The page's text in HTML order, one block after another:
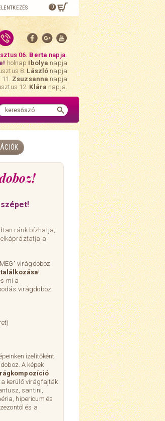
0
06.Berta napja.
holnapIbolyanapja
8.Lászlónapja
11.Zsuzsannanapja
12.Klára napja.
ránk bízhatja,
elkápráztatja a
virágdoboz
!
mi a
virágdoboz
ízelítőként
A képek
kerülő virágfajták
santini,
hipericum és
és a